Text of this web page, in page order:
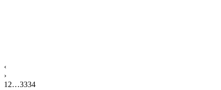
‹
›
1 2…3334